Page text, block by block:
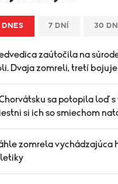
DNES 7 DNÍ 30 DNÍ
zaútočila na
Dvaja zomreli, tretí
sa potopila loď
si ich so smiechom
zomrela vychádzajúca